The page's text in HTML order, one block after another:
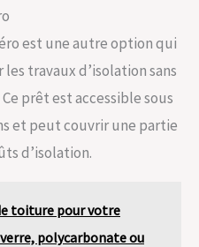
est une autre option qui
travaux d’isolation sans
prêt est accessible sous
et peut couvrir une partie
d’isolation.
toiture pour votre
verre, polycarbonate ou